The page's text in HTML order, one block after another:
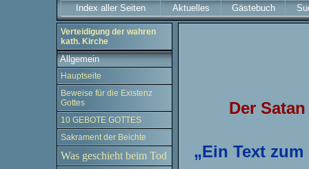
Index aller Seiten Aktuelles Gästebuch
Verteidigung der wahren
kath. Kirche
Allgemein
Hauptseite
Beweise für die Existenz
Gottes
10 GEBOTE GOTTES
Sakrament der Beichte
Was geschieht beim Tod
Der
„Ein Text